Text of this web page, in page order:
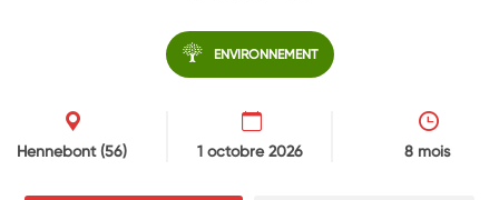
ENVIRONNEMENT
Hennebont(56) 1 octobre 2026 8 mois